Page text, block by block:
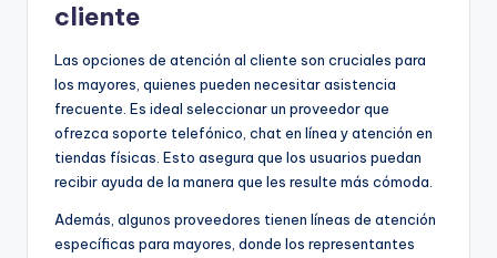
cliente
Las opciones de atención al cliente son cruciales para
los mayores, quienes pueden necesitar asistencia
frecuente. Es ideal seleccionar un proveedor que
ofrezca soporte telefónico, chat en línea y atención en
tiendas físicas. Esto asegura que los usuarios puedan
recibir ayuda de la manera que les resulte más cómoda.
Además, algunos proveedores tienen líneas de atención
específicas para mayores, donde los representantes